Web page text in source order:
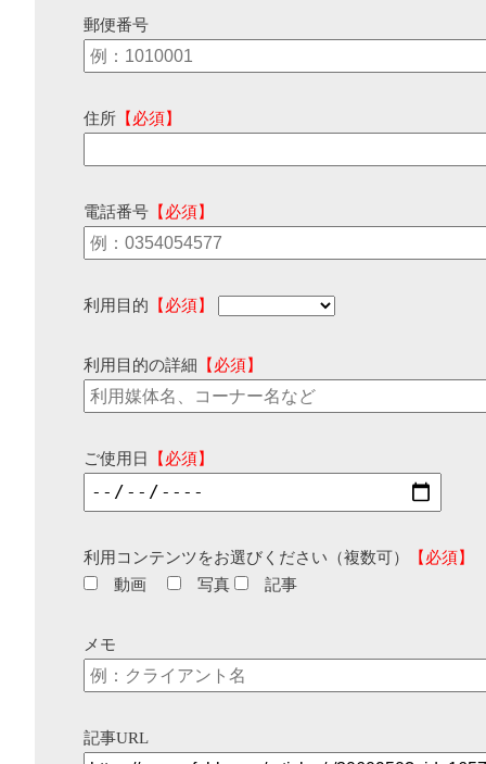
郵便番号
住所 【必須】
電話番号 【必須】
利用目的 【必須】
利用目的の詳細 【必須】
ご使用日 【必須】
利用コンテンツをお選びください（複数可）
【必須】
動画
写真 記事
メモ
記事URL